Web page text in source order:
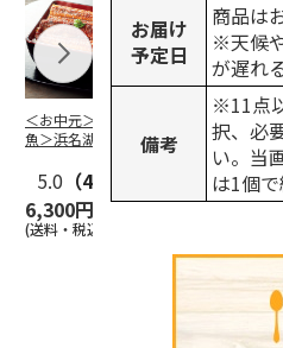
＜お中元＞＜大和養
魚＞浜名湖うなぎ蒲
5.0 （4）
6,300円
(送料・税込)
＜お中元＞う
焼詰合せ
5,400円
お届け
予定日
商品は
※天候
が遅れ
備考
※11点
択、必
い。当
は1個で